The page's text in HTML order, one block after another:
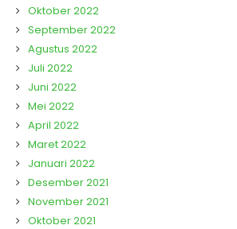
Oktober 2022
September 2022
Agustus 2022
Juli 2022
Juni 2022
Mei 2022
April 2022
Maret 2022
Januari 2022
Desember 2021
November 2021
Oktober 2021